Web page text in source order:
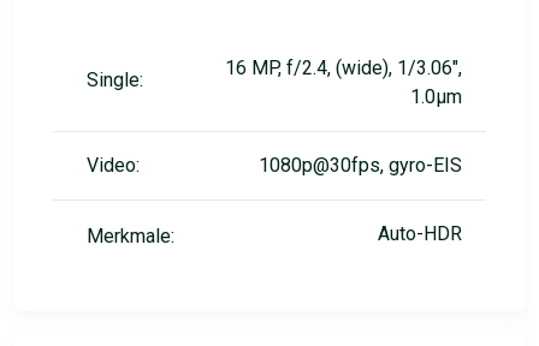
Single:
16 MP, f/2.4, (wide), 1/3.06",
1.0µm
Video: 1080p@30fps, gyro-EIS
Merkmale: Auto-HDR